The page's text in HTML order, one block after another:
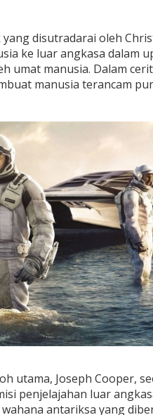
disutradarai oleh
ke luar angkasa dalam
umat manusia. Dalam
manusia terancam
utama, Joseph Cooper,
penjelajahan luar
antariksa yang